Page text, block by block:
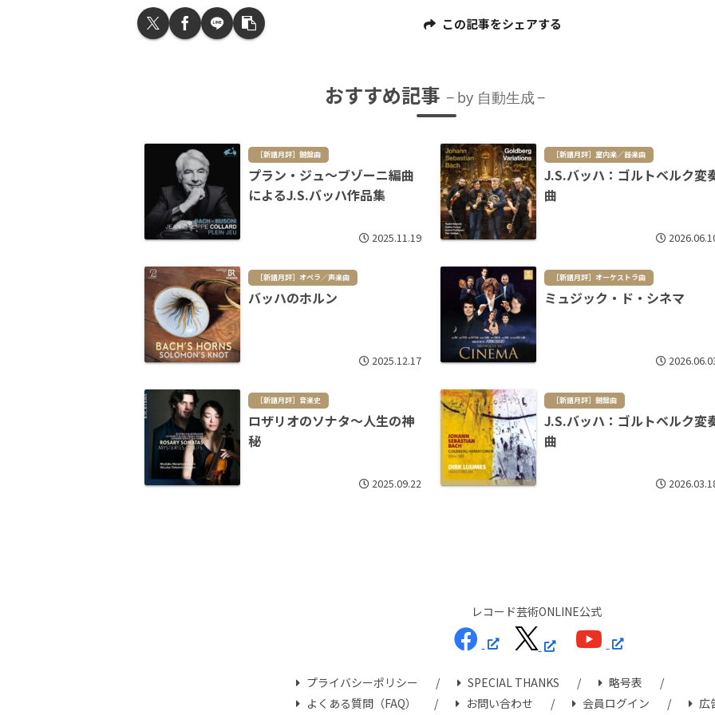
この記事をシェアする
おすすめ記事 by 自動生成
［新譜月評］鍵盤曲
プラン・ジュ～ブゾーニ編曲
によるJ.S.バッハ作品集
2025.11.19
［新譜月評］室内楽／器楽曲
J.S.バッハ：ゴルトベルク変
曲
［新譜月評］オペラ／声楽曲
バッハのホルン
2025.12.17
［新譜月評］オーケストラ曲
ミュジック・ド・シネマ
［新譜月評］音楽史
ロザリオのソナタ～人生の神
秘
2025.09.22
［新譜月評］鍵盤曲
J.S.バッハ：ゴルトベルク変
曲
レコード芸術ONLINE公式
プライバシーポリシー SPECIAL THANKS
略号表
よくある質問（FAQ）
お問い合わせ 会員ログイン 広